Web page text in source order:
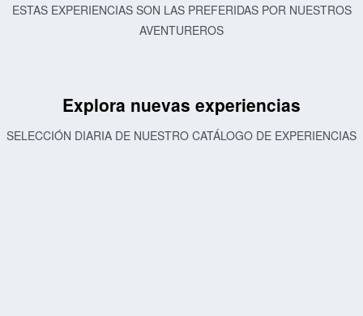
ESTAS EXPERIENCIAS SON LAS PREFERIDAS POR NUESTROS
AVENTUREROS
Explora nuevas experiencias
SELECCIÓN DIARIA DE NUESTRO CATÁLOGO DE EXPERIENCIAS